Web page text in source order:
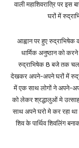
वाली महाशिवरात्रि पर इस
घरों में
आह्वान पर हुए
धार्मिक अनुष्ठान को
रुद्राभिषेक 8 बजे तक
देखकर अपने-अपने घरों में
में एक साथ लोगों ने अपने-
को लेकर श्रद्धालुओं मे
साथ अपने घरो मे कर रहा
शिव के पार्थिव शिवलिंग